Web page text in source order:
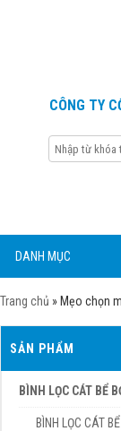
CÔNG TY
DANH MỤC
Trang chủ » Mẹo chọn
SẢN PHẨM
BÌNH LỌC CÁT BỂ
BÌNH LỌC CÁT